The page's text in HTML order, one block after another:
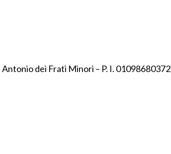
dei Frati Minori – P. I. 01098680372